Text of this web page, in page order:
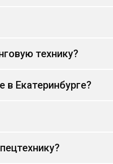
технику?
в Екатеринбурге?